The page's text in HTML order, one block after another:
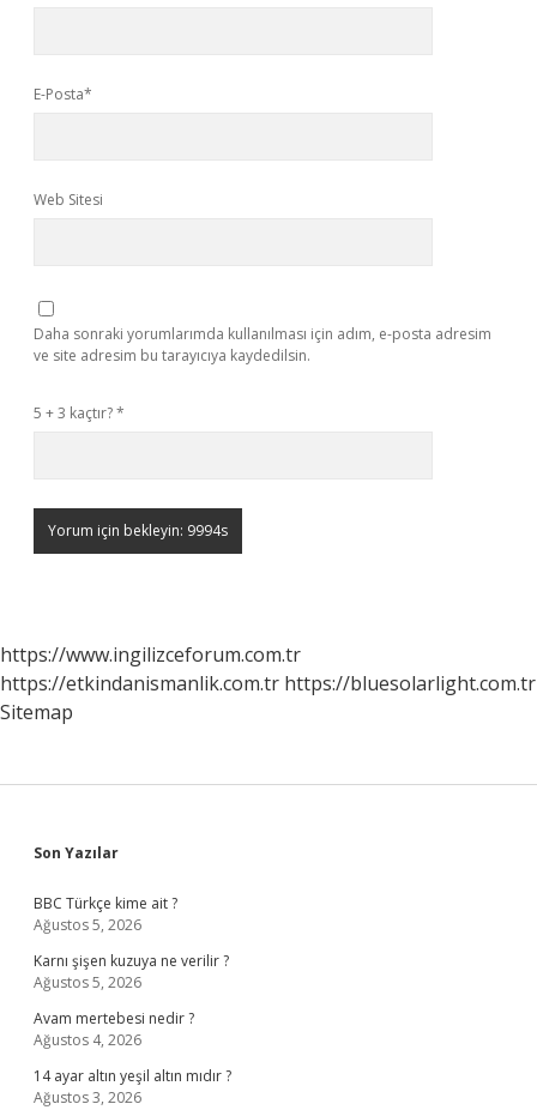
E-Posta*
Web Sitesi
Daha sonraki yorumlarımda kullanılması için adım, e-posta adresim
ve site adresim bu tarayıcıya kaydedilsin.
5 + 3 kaçtır?*
https://www.ingilizceforum.com.tr
https://etkindanismanlik.com.tr https://bluesolarlight.com.tr
Sitemap
Sidebar
Son Yazılar
BBC Türkçe kime ait ?
Ağustos 5, 2026
Karnı şişen kuzuya ne verilir ?
Ağustos 5, 2026
Avam mertebesi nedir ?
Ağustos 4, 2026
14 ayar altın yeşil altın mıdır ?
Ağustos 3, 2026